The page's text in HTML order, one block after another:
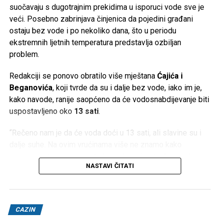
suočavaju s dugotrajnim prekidima u isporuci vode sve je
veći. Posebno zabrinjava činjenica da pojedini građani
ostaju bez vode i po nekoliko dana, što u periodu
ekstremnih ljetnih temperatura predstavlja ozbiljan
problem.
Redakciji se ponovo obratilo više mještana Ćajića i
Beganovića, koji tvrde da su i dalje bez vode, iako im je,
kako navode, ranije saopćeno da će vodosnabdijevanje biti
uspostavljeno oko 13 sati.
“Rečeno nam je da će voda doći u 13 sati, ali slavine su i
organizovati osnovne potrebe u domaćinstvu”, navodi
Temperature koje ovih dana prelaze40 stepeni Celzijusa
samo na piće i pripremu hrane, već i na održavanje higijene,
NASTAVI ČITATI
CAZIN